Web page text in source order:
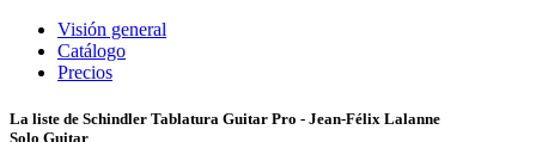
Visión general
Catálogo
Precios
La liste de Schindler Tablatura Guitar Pro - Jean-Félix Lalanne
Solo Guitar